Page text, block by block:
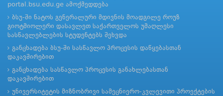
portal.bsu.edu.ge ამოქმედდება
ბსუ-ში ნატოს გენერალური მდივნის მოადგილე როუზ
გიოტმიოლერი დასავლეთ საქართველოს უმაღლესი
სასწავლებლების სტუდენტებს შეხვდა
განცხადება ბსუ-ში სასწავლო პროცესის დაწყებასთან
დაკავშირებით
განცხადება სასწავლო პროცესის განახლებასთან
დაკავშირებით
უნივერსიტეტის მიზნობრივი სამეცნიერო-კვლევითი პროექტების